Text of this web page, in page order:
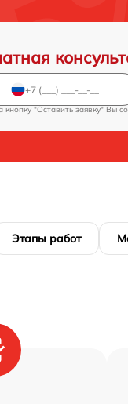
"Оставить заявку" Вы
Этапы работ